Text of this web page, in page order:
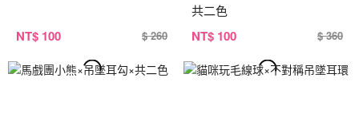
NT$ 100 $ 260
共二色
NT$ 100 $ 360